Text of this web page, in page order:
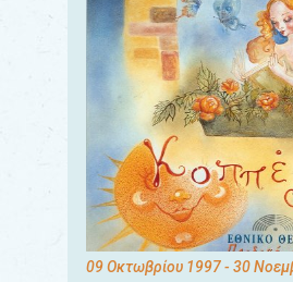
09 Οκτωβρίου 1997- 30